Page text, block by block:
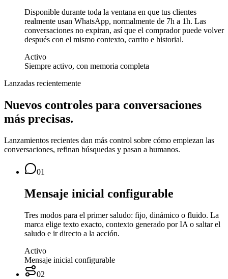
Disponible durante toda la ventana en que tus clientes
realmente usan WhatsApp, normalmente de 7h a 1h. Las
conversaciones no expiran, así que el comprador puede volver
después con el mismo contexto, carrito e historial.
Activo
Siempre activo, con memoria completa
Lanzadas recientemente
Nuevos controles para conversaciones
más precisas.
Lanzamientos recientes dan más control sobre cómo empiezan las
conversaciones, refinan búsquedas y pasan a humanos.
01
Mensaje inicial configurable
Tres modos para el primer saludo: fijo, dinámico o fluido. La
marca elige texto exacto, contexto generado por IA o saltar el
saludo e ir directo a la acción.
Activo
Mensaje inicial configurable
02